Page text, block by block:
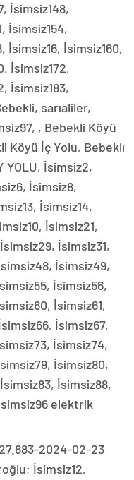
İsimsiz148,
İsimsiz154,
İsimsiz16, İsimsiz160,
İsimsiz172,
İsimsiz183,
sarıaliler,
, Bebekli Köyü
Köyü İç Yolu, Bebeklı
YOLU, İsimsiz2,
İsimsiz8,
İsimsiz14,
İsimsiz21,
İsimsiz31,
İsimsiz49,
İsimsiz56,
İsimsiz61,
İsimsiz67,
İsimsiz74,
İsimsiz80,
İsimsiz88,
elektrik
2024-02-23
İsimsiz12,